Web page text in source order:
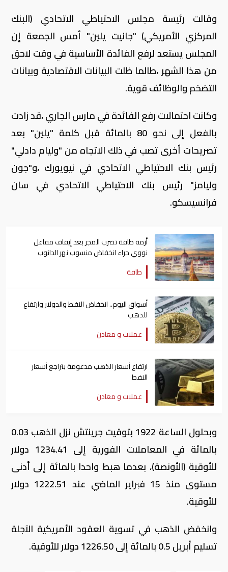
وقالت رئيسة مجلس الاحتياطي الاتحادي (البنك
المركزي الأمريكي) "جانيت يلين" أمس الجمعة إن
المجلس يستعد لرفع الفائدة الأساسية في وقت لاحق
من هذا الشهر ،طالما ظلت البيانات الاقتصادية وبيانات
التضخم والوظائف قوية.
وكانت احتمالات رفع الفائدة في مارس الجاري ،قد زادت
بالفعل إلى نحو 80 بالمائة قبل كلمة "يلين" بعد
تصريحات أخرى تصب في ذلك الاتجاه من "وليام دادلي"
رئيس بنك الاحتياطي الاتحادي في نيويورك ،و"جون
وليامز" رئيس بنك الاحتياطي الاتحادي في سان
فرانسيسكو.
أزمة طاقة تضرب المجر بعد إيقاف مفاعل
نووي جراء انخفاض منسوب نهر الدانوب
طاقة
أسواق اليوم.. انخفاض النفط والدولار وارتفاع
للذهب
عملات و معادن
ارتفاع أسعار الذهب مدعومة بتراجع أسعار
النفط
عملات و معادن
وبحلول الساعة 1922 بتوقيت جرينتش نزل الذهب 0.03
بالمائة في المعاملات الفورية إلى 1234.41 دولار
للأوقية (الأونصة)، بعدما هبط واحدا بالمائة إلى أدنى
مستوى منذ 15 فبراير الماضي عند 1222.51 دولار
للأوقية.
وانخفض الذهب في تسوية العقود الأمريكية الآجلة
تسليم أبريل 0.5 بالمائة إلى 1226.50 دولار للأوقية.